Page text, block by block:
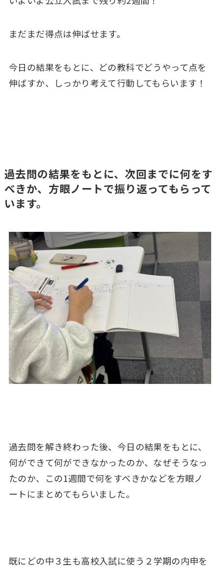
まだまだ得点は伸ばせます。
今日の結果をもとに、どの教科でどうやって点を
伸ばすか、しっかり考えて行動してもらいます！
過去問の結果をもとに、次回までに何をす
べきか、方眼ノートで振り返ってもらって
います。
過去問を解き終わった後、今日の結果をもとに、
何ができて何ができなかったのか、なぜそうなっ
たのか、この1週間で何をすべきかなどを方眼ノ
ートにまとめてもらいました。
既にどの中３生も高校入試に使う２学期の内申を